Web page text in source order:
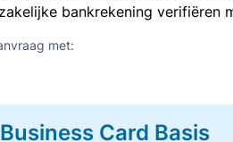
bankrekening verifiëren
met:
Card Basis